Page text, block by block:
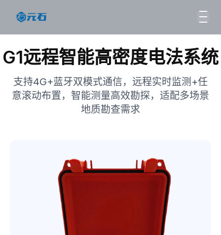
G1远程智能高密度电法系统
支持4G+蓝牙双模式通信，远程实时监测+任
意滚动布置，智能测量高效勘探，适配多场景
地质勘查需求